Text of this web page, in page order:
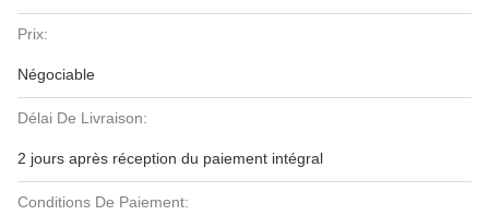
Prix:
Négociable
Délai De Livraison:
2 jours après réception du paiement intégral
Conditions De Paiement: